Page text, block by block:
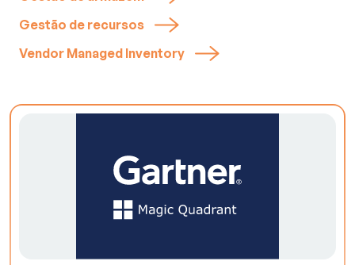
Gestão de recursos
Vendor Managed Inventory